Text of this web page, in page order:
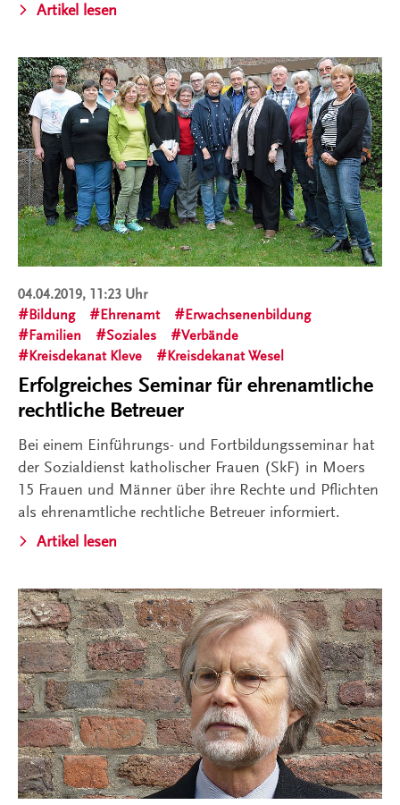
Artikel lesen
04.04.2019, 11:23 Uhr
Bildung
Ehrenamt
Erwachsenenbildung
Familien
Soziales
Verbände
Kreisdekanat Kleve
Kreisdekanat Wesel
Erfolgreiches Seminar für ehrenamtliche
rechtliche Betreuer
Bei einem Einführungs- und Fortbildungsseminar hat
der Sozialdienst katholischer Frauen (SkF) in Moers
15 Frauen und Männer über ihre Rechte und Pflichten
als ehrenamtliche rechtliche Betreuer informiert.
Artikel lesen